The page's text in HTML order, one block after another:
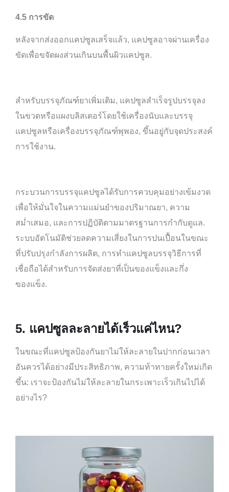
4.5 การขัด
หลังจากส่งออกแคปซูลเสร็จแล้ว, แคปซูลอาจผ่านเครื่อง
ขัดเพื่อขจัดผงส่วนเกินบนพื้นผิวแคปซูล.
สำหรับบรรจุภัณฑ์ยาเพิ่มเติม, แคปซูลสำเร็จรูปบรรจุลง
ในขวดหรือแผงบลิสเตอร์โดยใช้เครื่องนับและบรรจุ
แคปซูลหรือเครื่องบรรจุภัณฑ์พุพอง, ขึ้นอยู่กับจุดประสงค์
การใช้งาน.
กระบวนการบรรจุแคปซูลได้รับการควบคุมอย่างเข้มงวด
เพื่อให้มั่นใจในความแม่นยำของปริมาณยา, ความ
สม่ำเสมอ, และการปฏิบัติตามมาตรฐานการกำกับดูแล.
ระบบอัตโนมัติช่วยลดความเสี่ยงในการปนเปื้อนในขณะ
ที่ปรับปรุงกำลังการผลิต, การทำแคปซูลบรรจุวิธีการที่
เชื่อถือได้สำหรับการจัดส่งยาที่เป็นของแข็งและกึ่ง
ของแข็ง.
5. แคปซูลละลายได้เร็วแค่ไหน?
ในขณะที่แคปซูลป้องกันยาไม่ให้ละลายในปากก่อนเวลา
อันควรได้อย่างมีประสิทธิภาพ, ความท้าทายครั้งใหม่เกิด
ขึ้น: เราจะป้องกันไม่ให้ละลายในกระเพาะเร็วเกินไปได้
อย่างไร?